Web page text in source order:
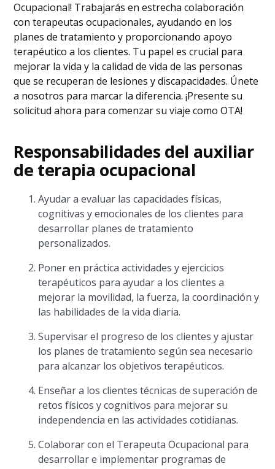
Ocupacional! Trabajarás en estrecha colaboración
con terapeutas ocupacionales, ayudando en los
planes de tratamiento y proporcionando apoyo
terapéutico a los clientes. Tu papel es crucial para
mejorar la vida y la calidad de vida de las personas
que se recuperan de lesiones y discapacidades. Únete
a nosotros para marcar la diferencia. ¡Presente su
solicitud ahora para comenzar su viaje como OTA!
Responsabilidades del auxiliar
de terapia ocupacional
Ayudar a evaluar las capacidades físicas,
cognitivas y emocionales de los clientes para
desarrollar planes de tratamiento
personalizados.
Poner en práctica actividades y ejercicios
terapéuticos para ayudar a los clientes a
mejorar la movilidad, la fuerza, la coordinación y
las habilidades de la vida diaria.
Supervisar el progreso de los clientes y ajustar
los planes de tratamiento según sea necesario
para alcanzar los objetivos terapéuticos.
Enseñar a los clientes técnicas de superación de
retos físicos y cognitivos para mejorar su
independencia en las actividades cotidianas.
Colaborar con el Terapeuta Ocupacional para
desarrollar e implementar programas de